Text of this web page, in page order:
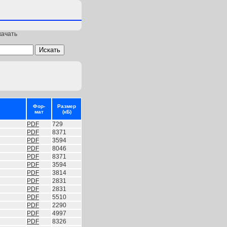
Фор-
мат
Размер
(кБ)
PDF
729
PDF
8371
PDF
3594
PDF
8046
PDF
8371
PDF
3594
PDF
3814
PDF
2831
PDF
2831
PDF
5510
PDF
2290
PDF
4997
PDF
8326